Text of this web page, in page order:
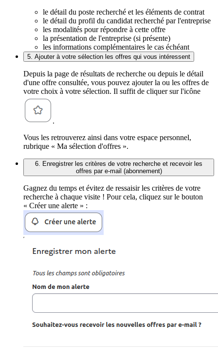
le détail du poste recherché et les éléments de contrat
le détail du profil du candidat recherché par l'entreprise
les modalités pour répondre à cette offre
la présentation de l'entreprise (si présente)
les informations complémentaires le cas échéant
5. Ajouter à votre sélection les offres qui vous intéressent
Depuis la page de résultats de recherche ou depuis le détail
d'une offre consultée, vous pouvez ajouter la ou les offres de
votre choix à votre sélection. Il suffit de cliquer sur l'icône
.
Vous les retrouverez ainsi dans votre espace personnel,
rubrique « Ma sélection d'offres ».
6. Enregistrer les critères de votre recherche et recevoir les
offres par e-mail (abonnement)
Gagnez du temps et évitez de ressaisir les critères de votre
recherche à chaque visite ! Pour cela, cliquez sur le bouton
« Créer une alerte » :